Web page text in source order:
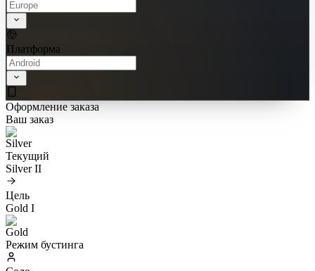
Платформа
Оформление заказа
Ваш заказ
Текущий
Silver II
Цель
Gold I
Режим бустинга